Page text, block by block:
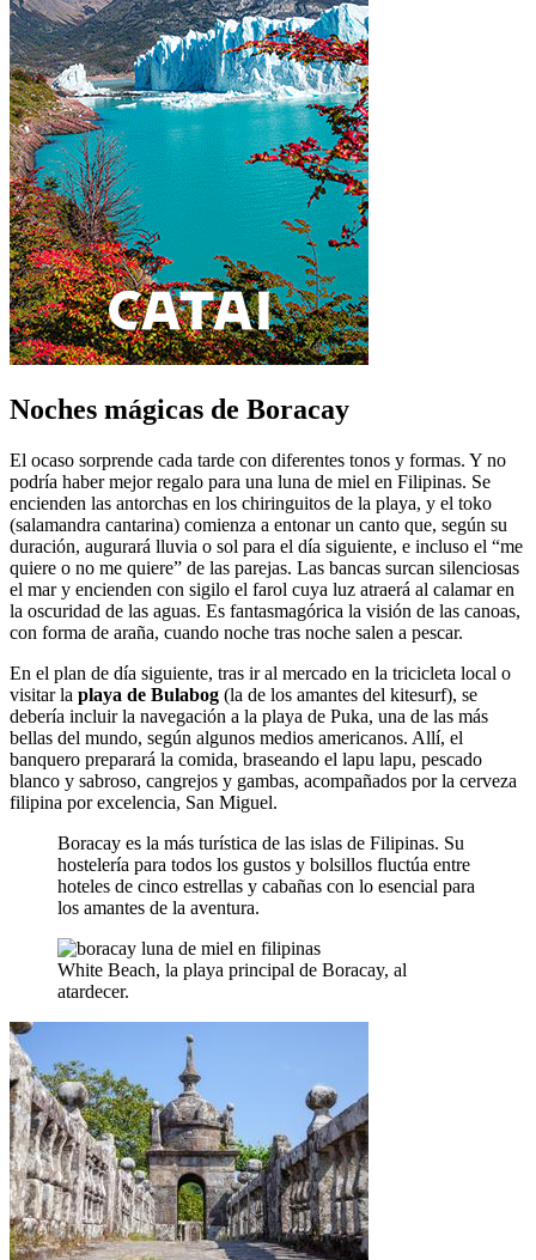
Noches mágicas de Boracay
El ocaso sorprende cada tarde con diferentes tonos y formas. Y no
podría haber mejor regalo para una luna de miel en Filipinas. Se
encienden las antorchas en los chiringuitos de la playa, y el toko
(salamandra cantarina) comienza a entonar un canto que, según su
duración, augurará lluvia o sol para el día siguiente, e incluso el “me
quiere o no me quiere” de las parejas. Las bancas surcan silenciosas
el mar y encienden con sigilo el farol cuya luz atraerá al calamar en
la oscuridad de las aguas. Es fantasmagórica la visión de las canoas,
con forma de araña, cuando noche tras noche salen a pescar.
En el plan de día siguiente, tras ir al mercado en la tricicleta local o
visitar la playa de Bulabog (la de los amantes del kitesurf), se
debería incluir la navegación a la playa de Puka, una de las más
bellas del mundo, según algunos medios americanos. Allí, el
banquero preparará la comida, braseando el lapu lapu, pescado
blanco y sabroso, cangrejos y gambas, acompañados por la cerveza
filipina por excelencia, San Miguel.
Boracay es la más turística de las islas de Filipinas. Su
hostelería para todos los gustos y bolsillos fluctúa entre
hoteles de cinco estrellas y cabañas con lo esencial para
los amantes de la aventura.
White Beach, la playa principal de Boracay, al
atardecer.